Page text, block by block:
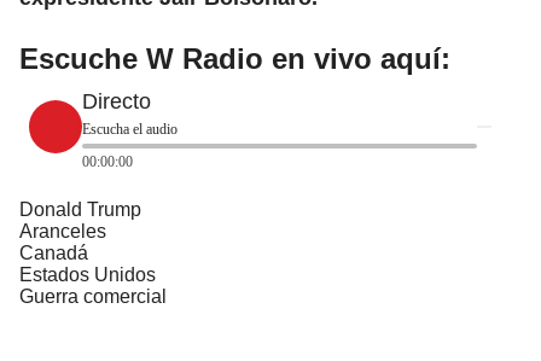
Escuche W Radio en vivo aquí:
Directo
Escucha el audio
00:00:00
Donald Trump
Aranceles
Canadá
Estados Unidos
Guerra comercial